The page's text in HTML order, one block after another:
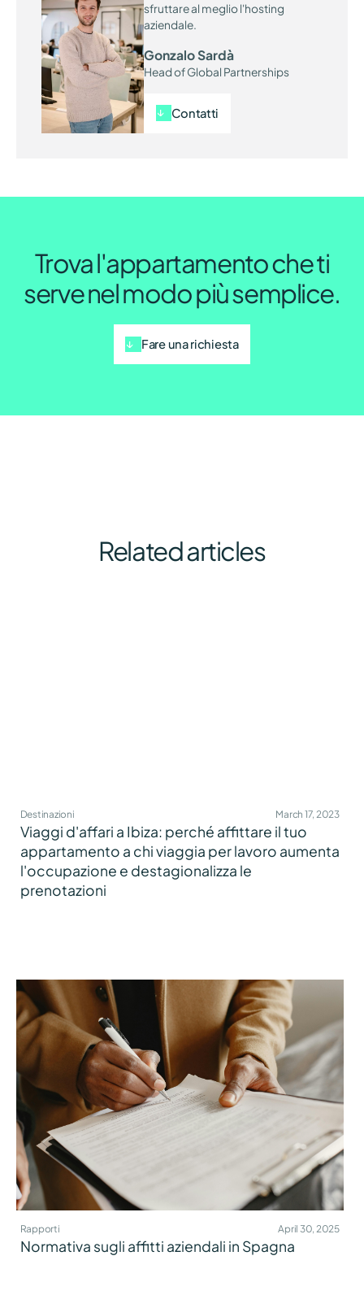
sfruttare al meglio l'hosting
aziendale.
Gonzalo Sardà
Head of Global Partnerships
Contatti
Trova l'appartamento che ti
serve nel modo più semplice.
Fare una richiesta
Related articles
Destinazioni March 17, 2023
Viaggi d'affari a Ibiza: perché affittare il tuo
appartamento a chi viaggia per lavoro aumenta
l'occupazione e destagionalizza le
prenotazioni
Rapporti April 30, 2025
Normativa sugli affitti aziendali in Spagna